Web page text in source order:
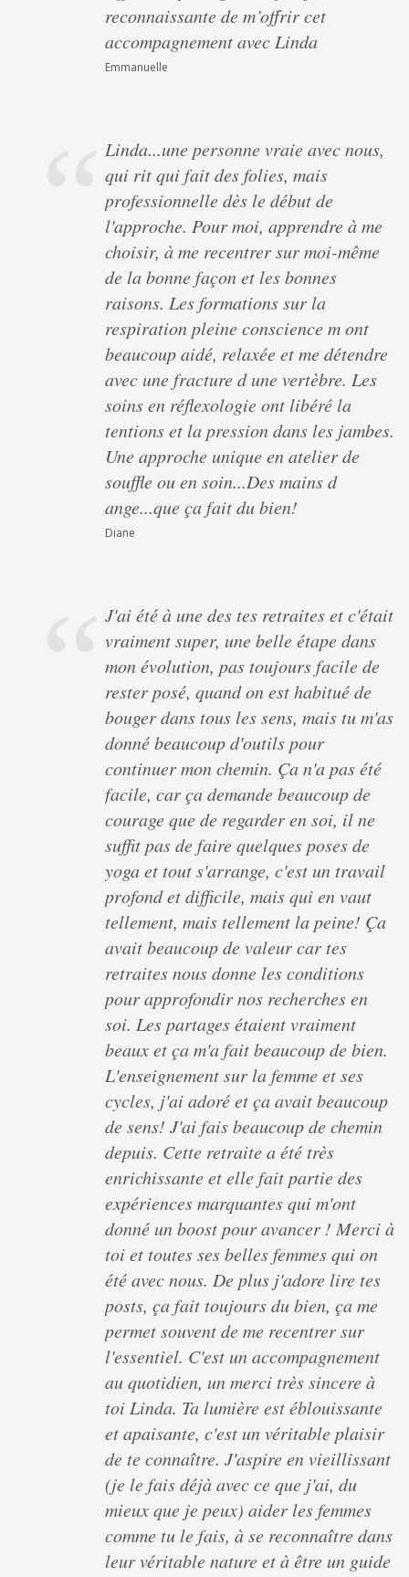
reconnaissante de m’offrir cet
accompagnement avec Linda
Emmanuelle
Linda...une personne vraie avec nous,
qui rit qui fait des folies, mais
professionnelle dès le début de
l'approche. Pour moi, apprendre à me
choisir, à me recentrer sur moi-même
de la bonne façon et les bonnes
raisons. Les formations sur la
respiration pleine conscience m ont
beaucoup aidé, relaxée et me détendre
avec une fracture d une vertèbre. Les
soins en réflexologie ont libéré la
tentions et la pression dans les jambes.
Une approche unique en atelier de
souffle ou en soin...Des mains d
ange...que ça fait du bien!
Diane
J'ai été à une des tes retraites et c'était
vraiment super, une belle étape dans
mon évolution, pas toujours facile de
rester posé, quand on est habitué de
bouger dans tous les sens, mais tu m'as
donné beaucoup d'outils pour
continuer mon chemin. Ça n'a pas été
facile, car ça demande beaucoup de
courage que de regarder en soi, il ne
suffit pas de faire quelques poses de
yoga et tout s'arrange, c'est un travail
profond et difficile, mais qui en vaut
tellement, mais tellement la peine! Ça
avait beaucoup de valeur car tes
retraites nous donne les conditions
pour approfondir nos recherches en
soi. Les partages étaient vraiment
beaux et ça m'a fait beaucoup de bien.
L'enseignement sur la femme et ses
cycles, j'ai adoré et ça avait beaucoup
de sens! J'ai fais beaucoup de chemin
depuis. Cette retraite a été très
enrichissante et elle fait partie des
expériences marquantes qui m'ont
donné un boost pour avancer ! Merci à
toi et toutes ses belles femmes qui on
été avec nous. De plus j'adore lire tes
posts, ça fait toujours du bien, ça me
permet souvent de me recentrer sur
l'essentiel. C'est un accompagnement
au quotidien, un merci très sincere à
toi Linda. Ta lumière est éblouissante
et apaisante, c'est un véritable plaisir
de te connaître. J'aspire en vieillissant
(je le fais déjà avec ce que j'ai, du
mieux que je peux) aider les femmes
comme tu le fais, à se reconnaître dans
leur véritable nature et à être un guide